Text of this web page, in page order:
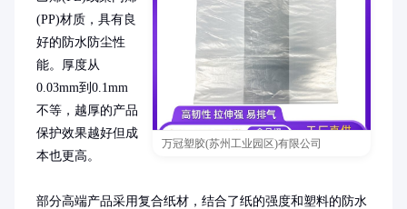
万冠塑胶(苏州工业园区)有限公司
(PP)材质，具有良
好的防水防尘性
能。厚度从
0.03mm到0.1mm
不等，越厚的产品
保护效果越好但成
本也更高。
部分高端产品采用复合纸材，结合了纸的强度和塑料的防水